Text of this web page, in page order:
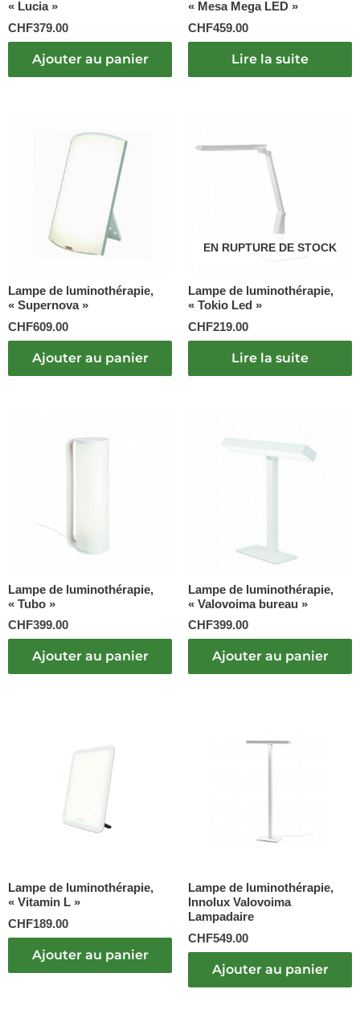
« Lucia »
CHF379.00
Ajouter au panier
« Mesa Mega LED »
CHF459.00
Lire la suite
Lampe de luminothérapie,
« Supernova »
CHF609.00
Ajouter au panier
EN RUPTURE DE STOCK
Lampe de luminothérapie,
« Tokio Led »
CHF219.00
Lire la suite
Lampe de luminothérapie,
« Tubo »
CHF399.00
Ajouter au panier
Lampe de luminothérapie,
« Valovoima bureau »
CHF399.00
Ajouter au panier
Lampe de luminothérapie,
« Vitamin L »
CHF189.00
Ajouter au panier
Lampe de luminothérapie,
Innolux Valovoima
Lampadaire
CHF549.00
Ajouter au panier